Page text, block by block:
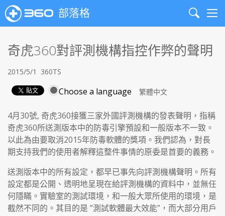
部落格
Search
奇虎360對評測機構指控作弊的聲明
2015/5/1 360TS
Choose a language
4月30號, 奇虎360接獲三家外國評測機構的發表聲明，指稱
奇虎360所送測版本中的防毒引擎預設和一般版本不一致。
以此為由要取消2015年防毒軟體的獎項。我們認為，對長
期支持我們的使用者解釋這整件事情的原委是首要的義務。
送測版本中的所有設定，都早已事先向評測機構聲明。所有
設定都是公開、透明地呈現在給評測機構的資料中，並無任
何隱瞞。實驗室的測試環境，和一般大眾所使用的環境，是
截然不同的。其目的是 ”測試軟體最大效能”，而大部分用戶